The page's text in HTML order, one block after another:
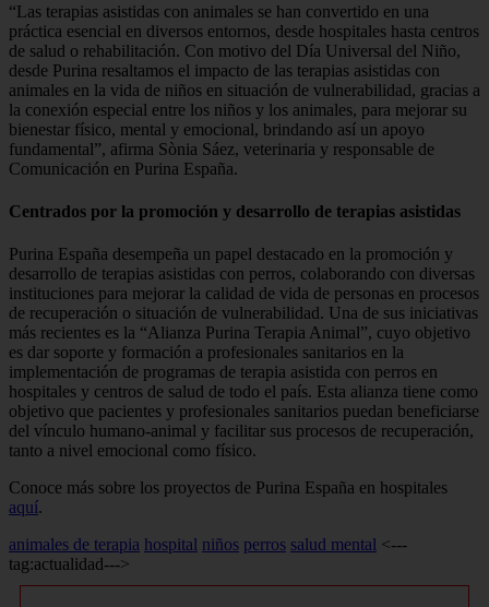
“Las terapias asistidas con animales se han convertido en una
práctica esencial en diversos entornos, desde hospitales hasta centros
de salud o rehabilitación. Con motivo del Día Universal del Niño,
desde Purina resaltamos el impacto de las terapias asistidas con
animales en la vida de niños en situación de vulnerabilidad, gracias a
la conexión especial entre los niños y los animales, para mejorar su
bienestar físico, mental y emocional, brindando así un apoyo
fundamental”, afirma Sònia Sáez, veterinaria y responsable de
Comunicación en Purina España.
Centrados por la promoción y desarrollo de terapias asistidas
Purina España desempeña un papel destacado en la promoción y
desarrollo de terapias asistidas con perros, colaborando con diversas
instituciones para mejorar la calidad de vida de personas en procesos
de recuperación o situación de vulnerabilidad. Una de sus iniciativas
más recientes es la “Alianza Purina Terapia Animal”, cuyo objetivo
es dar soporte y formación a profesionales sanitarios en la
implementación de programas de terapia asistida con perros en
hospitales y centros de salud de todo el país. Esta alianza tiene como
objetivo que pacientes y profesionales sanitarios puedan beneficiarse
del vínculo humano-animal y facilitar sus procesos de recuperación,
tanto a nivel emocional como físico.
Conoce más sobre los proyectos de Purina España en hospitales
aquí.
animales de terapia hospital niños perros salud mental <---
tag:actualidad--->